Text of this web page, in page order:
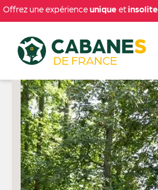
Offrez une expérienceunique etinsolite